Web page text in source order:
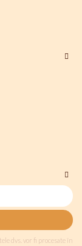
dvs. vor fi procesate în